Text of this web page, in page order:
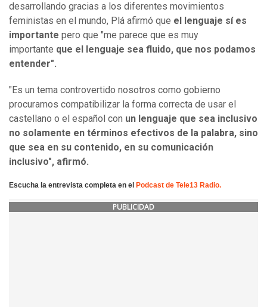
desarrollando gracias a los diferentes movimientos
feministas en el mundo, Plá afirmó que el lenguaje sí es
importante pero que "me parece que es muy
importante que el lenguaje sea fluido, que nos podamos
entender".
"Es un tema controvertido nosotros como gobierno
procuramos compatibilizar la forma correcta de usar el
castellano o el español con un lenguaje que sea inclusivo
no solamente en términos efectivos de la palabra, sino
que sea en su contenido, en su comunicación
inclusivo", afirmó.
Escucha la entrevista completa en el Podcast de Tele13 Radio.
PUBLICIDAD